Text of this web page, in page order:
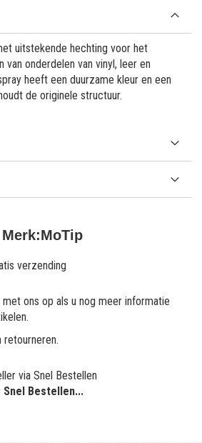
Merk:MoTip
verzending
ons op als u nog meer informatie
retourneren.
via Snel Bestellen
Bestellen...
uitstekende hechting voor het
van onderdelen van vinyl, leer en
heeft een duurzame kleur en een
de originele structuur.